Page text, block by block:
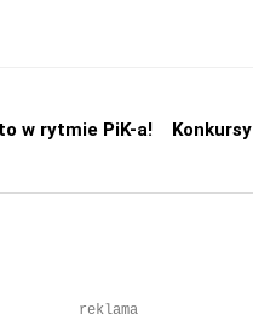
w rytmie PiK-a! Konkursy
reklama